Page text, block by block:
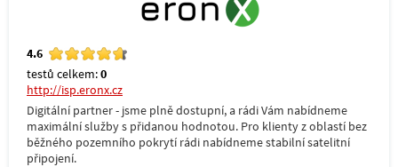
4.6
testů celkem:0
http://isp.eronx.cz
Digitální partner - jsme plně dostupní, a rádi Vám nabídneme
maximální služby s přidanou hodnotou. Pro klienty z oblastí bez
běžného pozemního pokrytí rádi nabídneme stabilní satelitní
připojení.